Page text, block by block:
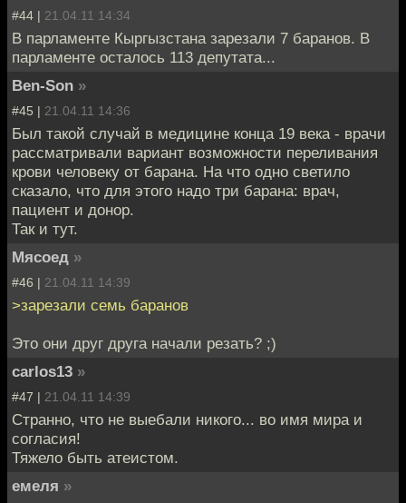
#44 | 21.04.11 14:34
В парламенте Кыргызстана зарезали 7 баранов. В
парламенте осталось 113 депутата...
Ben-Son »
#45 | 21.04.11 14:36
Был такой случай в медицине конца 19 века - врачи
рассматривали вариант возможности переливания
крови человеку от барана. На что одно светило
сказало, что для этого надо три барана: врач,
пациент и донор.
Так и тут.
Мясоед »
#46 | 21.04.11 14:39
>зарезали семь баранов
Это они друг друга начали резать? ;)
carlos13 »
#47 | 21.04.11 14:39
Странно, что не выебали никого... во имя мира и
согласия!
Тяжело быть атеистом.
емеля »